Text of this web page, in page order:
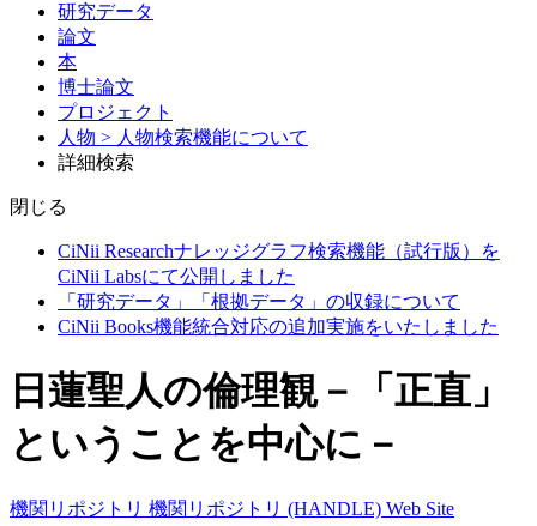
研究データ
論文
本
博士論文
プロジェクト
人物 > 人物検索機能について
詳細検索
閉じる
CiNii Researchナレッジグラフ検索機能（試行版）を
CiNii Labsにて公開しました
「研究データ」「根拠データ」の収録について
CiNii Books機能統合対応の追加実施をいたしました
日蓮聖人の倫理観－「正直」
ということを中心に－
機関リポジトリ 機関リポジトリ (HANDLE) Web Site